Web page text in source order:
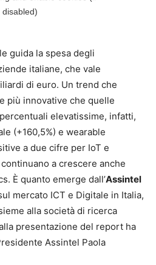
guida la spesa degli
italiane, che vale
di euro. Un trend che
più innovative che quelle
elevatissime, infatti,
(+160,5%) e wearable
a due cifre per IoT e
a crescere anche
È quanto emerge dall’Assintel
mercato ICT e Digitale in Italia,
alla società di ricerca
presentazione del report ha
Assintel Paola